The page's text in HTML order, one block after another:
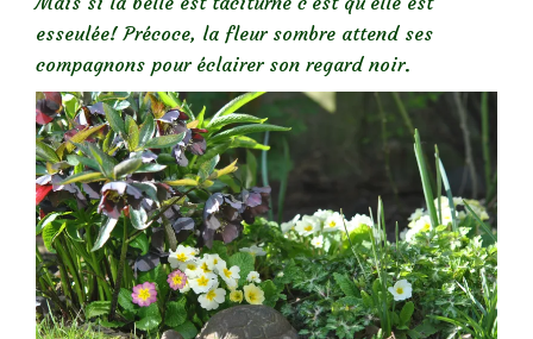
esseulée! Précoce, la fleur sombre attend ses
compagnons pour éclairer son regard noir.